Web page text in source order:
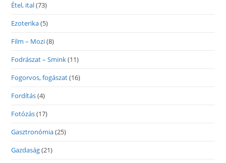
Étel, ital(73)
Ezoterika(5)
Film – Mozi(8)
Fodrászat – Smink(11)
Fogorvos, fogászat(16)
Fordítás(4)
Fotózás(17)
Gasztronómia(25)
Gazdaság(21)